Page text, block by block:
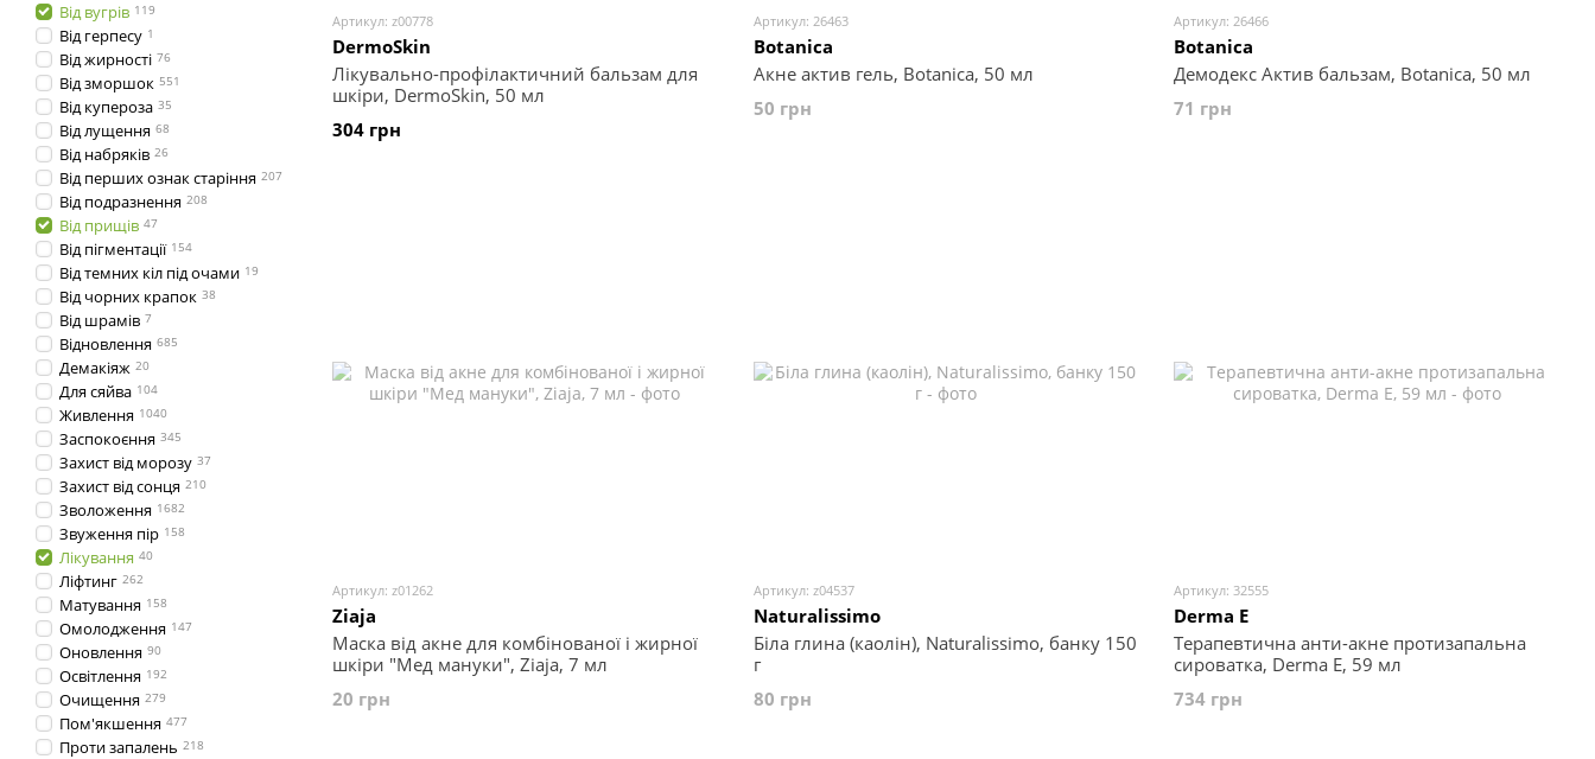
Артикул: z00778
DermoSkin
Лікувально-профілактичний бальзам для
шкіри, DermoSkin, 50 мл
304 грн
Артикул: 26463
Botanica
Акне актив гель, Botanica, 50 мл
50 грн
Артикул: 26466
Botanica
Демодекс Актив бальзам, Botanica, 50 мл
71 грн
Артикул: z01262
Ziaja
Маска від акне для комбінованої і жирної
шкіри "Мед мануки", Ziaja, 7 мл
20 грн
Артикул: z04537
Naturalissimo
Біла глина (каолін), Naturalissimo, банку 150
г
80 грн
Артикул: 32555
Derma E
Терапевтична анти-акне протизапальна
сироватка, Derma E, 59 мл
734 грн
Від вугрів 119
Від герпесу 1
Від жирності 76
Від зморшок 551
Від купероза 35
Від лущення 68
Від набряків 26
Від перших ознак старіння 207
Від подразнення 208
Від прищів 47
Від пігментації 154
Від темних кіл під очами 19
Від чорних крапок 38
Від шрамів 7
Відновлення 685
Демакіяж 20
Для сяйва 104
Живлення 1040
Заспокоєння 345
Захист від морозу 37
Захист від сонця 210
Зволоження 1682
Звуження пір 158
Лікування 40
Ліфтинг 262
Матування 158
Омолодження 147
Оновлення 90
Освітлення 192
Очищення 279
Пом'якшення 477
Проти запалень 218